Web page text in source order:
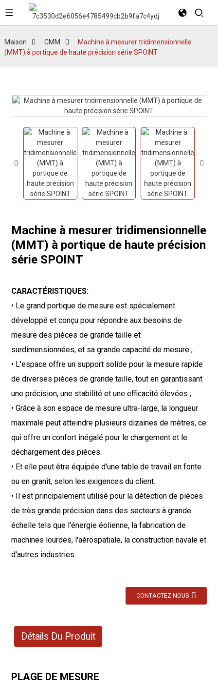
Maison CMM
Machine à mesurer tridimensionnelle
(MMT) à portique de haute précision série SPOINT
Machine à mesurer tridimensionnelle
(MMT) à portique de haute précision
série SPOINT
CARACTÉRISTIQUES:
• Le grand portique de mesure est spécialement
développé et conçu pour répondre aux besoins de
mesure des pièces de grande taille et
surdimensionnées, et sa grande capacité de mesure ;
• L'espace offre un support solide pour la mesure rapide
de diverses pièces de grande taille, tout en garantissant
une précision, une stabilité et une efficacité élevées ;
• Grâce à son espace de mesure ultra-large, la longueur
maximale peut atteindre plusieurs dizaines de mètres, ce
qui offre un confort inégalé pour le chargement et le
déchargement des pièces.
• Et elle peut être équipée d'une table de travail en fonte
ou en granit, selon les exigences du client.
• Il est principalement utilisé pour la détection de pièces
de très grande précision dans des secteurs à grande
échelle tels que l'énergie éolienne, la fabrication de
machines lourdes, l'aérospatiale, la construction navale et
d'autres industries.
CONTACTEZ-NOUS
Détails Du Produit
PLAGE DE MESURE